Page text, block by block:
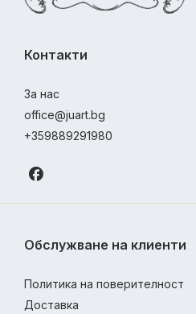
Контакти
За нас
office@juart.bg
+359889291980
Обслужване на клиенти
Политика на поверителност
Доставка